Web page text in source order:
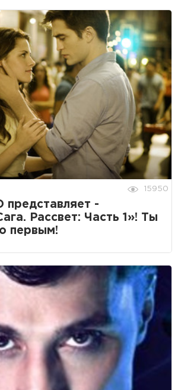
15950
представляет -
Рассвет: Часть 1»! Ты
первым!